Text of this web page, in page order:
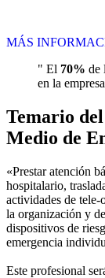
MÁS
" El 70% de
en la
Temario
Medio de
«Prestar atención
hospitalario,
actividades de tele-
la organización y
dispositivos de
emergencia
Este profesional